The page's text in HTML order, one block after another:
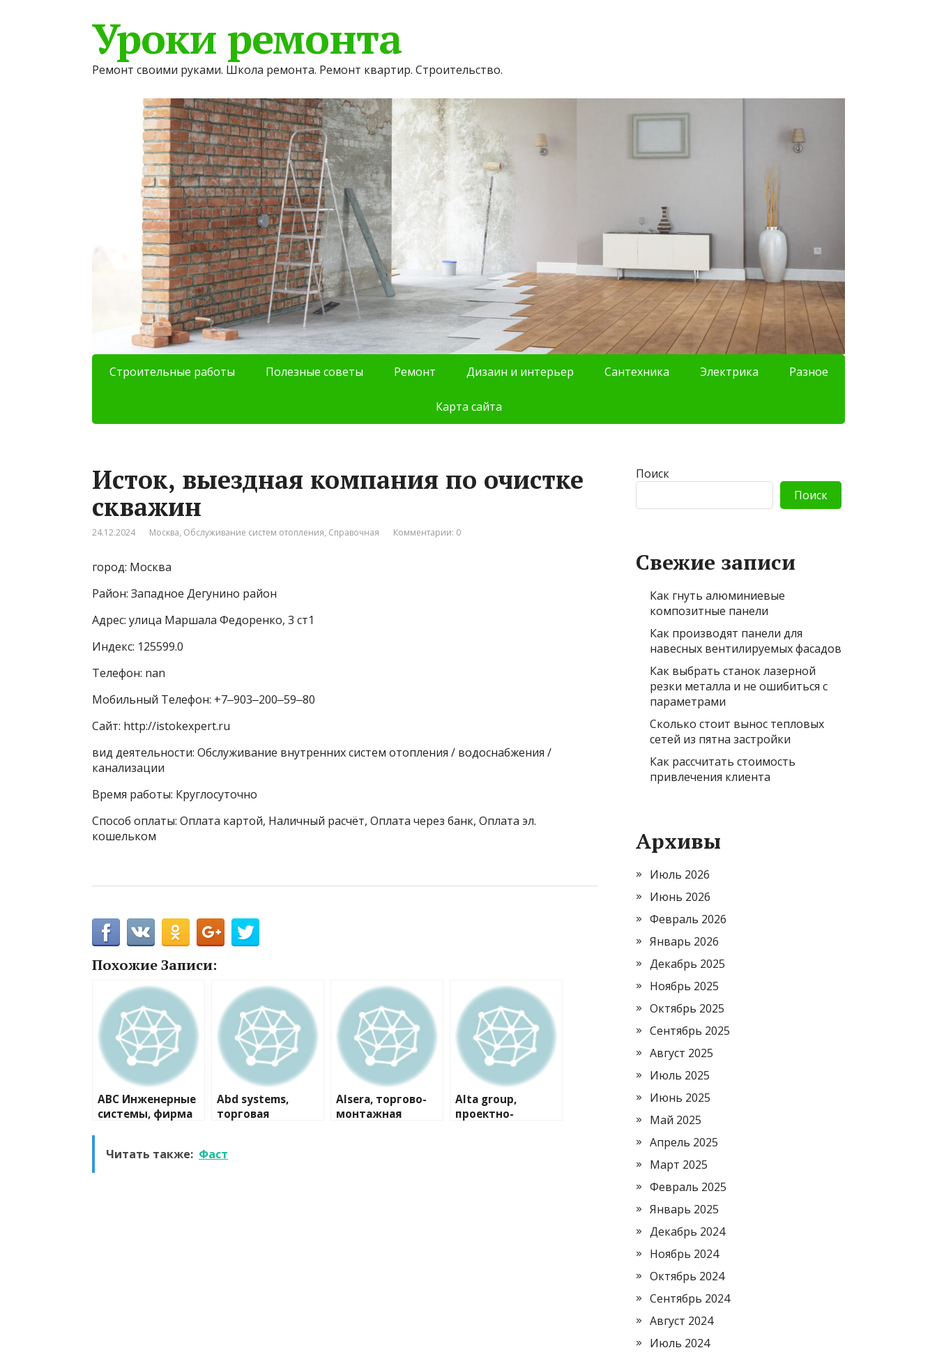
Уроки ремонта
Ремонт своими руками. Школа ремонта. Ремонт квартир. Строительство.
Строительные работы Полезные советы Ремонт Дизаин и интерьер Сантехника Электрика Разное
Карта сайта
Исток, выездная компания по очистке
скважин
24.12.2024 Москва, Обслуживание систем отопления, Справочная Комментарии: 0
город: Москва
Район: Западное Дегунино район
Адрес: улица Маршала Федоренко, 3 ст1
Индекс: 125599.0
Телефон: nan
Мобильный Телефон: +7‒903‒200‒59‒80
Сайт: http://istokexpert.ru
вид деятельности: Обслуживание внутренних систем отопления / водоснабжения /
канализации
Время работы: Круглосуточно
Способ оплаты: Оплата картой, Наличный расчёт, Оплата через банк, Оплата эл.
кошельком
Похожие Записи:
ABC Инженерные
системы, фирма
Abd systems,
торговая
Alsera, торгово-
монтажная
Alta group,
проектно-
Читать также: Фаст
Поиск
Поиск
Свежие записи
Как гнуть алюминиевые
композитные панели
Как производят панели для
навесных вентилируемых фасадов
Как выбрать станок лазерной
резки металла и не ошибиться с
параметрами
Сколько стоит вынос тепловых
сетей из пятна застройки
Как рассчитать стоимость
привлечения клиента
Архивы
Июль 2026
Июнь 2026
Февраль 2026
Январь 2026
Декабрь 2025
Ноябрь 2025
Октябрь 2025
Сентябрь 2025
Август 2025
Июль 2025
Июнь 2025
Май 2025
Апрель 2025
Март 2025
Февраль 2025
Январь 2025
Декабрь 2024
Ноябрь 2024
Октябрь 2024
Сентябрь 2024
Август 2024
Июль 2024